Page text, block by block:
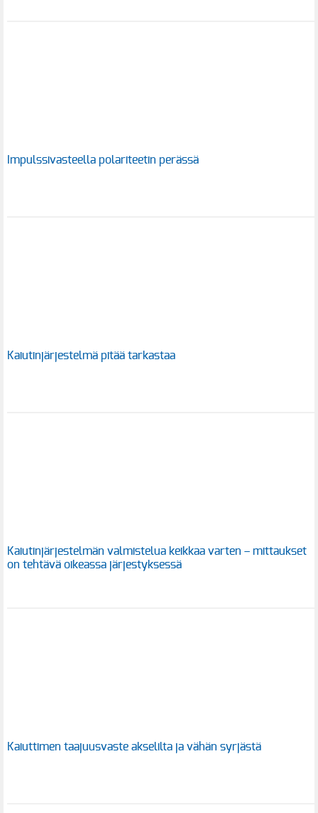
Impulssivasteella polariteetin perässä
Kaiutinjärjestelmä pitää tarkastaa
Kaiutinjärjestelmän valmistelua keikkaa varten – mittaukset
on tehtävä oikeassa järjestyksessä
Kaiuttimen taajuusvaste akselilta ja vähän syrjästä